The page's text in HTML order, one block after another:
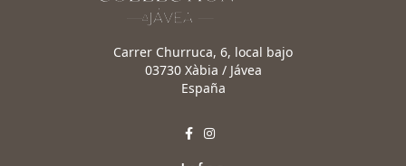
Carrer Churruca, 6, local bajo
03730 Xàbia / Jávea
España